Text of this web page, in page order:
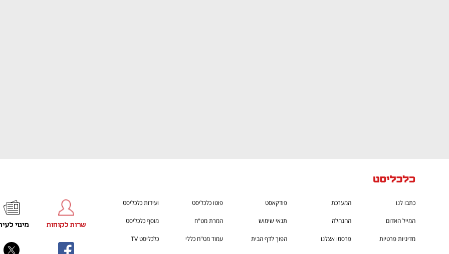
כתבו לנו המערכת פודקאסט פוטו כלכליסט ועידות כלכליסט
המייל האדום ההנהלה תנאי שימוש המרת מט"ח מוסף כלכליסט
מדיניות פרטיות פרסמו אצלנו הפוך לדף הבית עמוד מט"ח כללי כלכליסט TV
שרות לקוחות מינוי